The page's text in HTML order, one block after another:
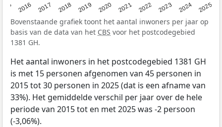
2016 2017 2018 2019 2020 2021 2022 2023 2024 2025
Bovenstaande grafiek toont het aantal inwoners per jaar op
basis van de data van het CBS voor het postcodegebied
1381 GH.
Het aantal inwoners in het postcodegebied 1381 GH
is met 15 personen afgenomen van 45 personen in
2015 tot 30 personen in 2025 (dat is een afname van
33%). Het gemiddelde verschil per jaar over de hele
periode van 2015 tot en met 2025 was -2 persoon
(-3,06%).